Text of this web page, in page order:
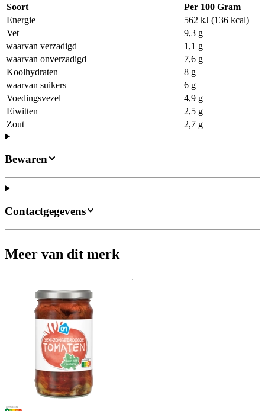
Soort
Per 100 Gram
Energie
562 kJ (136 kcal)
Vet
9,3 g
waarvan verzadigd
1,1 g
waarvan onverzadigd
7,6 g
Koolhydraten
8 g
waarvan suikers
6 g
Voedingsvezel
4,9 g
Eiwitten
2,5 g
Zout
2,7 g
Bewaren
Contactgegevens
Meer van dit merk